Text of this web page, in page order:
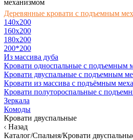
механизмом
Деревянные кровати с подъемным
140x200
160х200
180х200
200*200
Из массива дуба
Кровати односпальные с подъемным
Кровати двуспальные с подъемным
Кровати из массива с подъёмным
Кровати полутороспальные с
Зеркала
Комоды
Кровати двуспальные
Назад
Каталог/Спальня/Кровати